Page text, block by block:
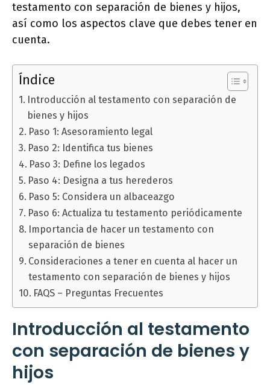
testamento con separación de bienes y hijos,
así como los aspectos clave que debes tener en
cuenta.
Índice
Introducción al testamento con separación de
bienes y hijos
Paso 1: Asesoramiento legal
Paso 2: Identifica tus bienes
Paso 3: Define los legados
Paso 4: Designa a tus herederos
Paso 5: Considera un albaceazgo
Paso 6: Actualiza tu testamento periódicamente
Importancia de hacer un testamento con
separación de bienes
Consideraciones a tener en cuenta al hacer un
testamento con separación de bienes y hijos
FAQS – Preguntas Frecuentes
Introducción al testamento
con separación de bienes y
hijos